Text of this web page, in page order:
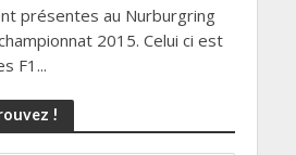
présentes au Nurburgring
2015. Celui ci est
F1...
!